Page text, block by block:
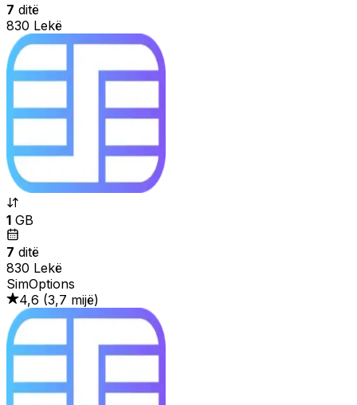
7 ditë
830 Lekë
1 GB
7 ditë
830 Lekë
SimOptions
4,6 (3,7 mijë)